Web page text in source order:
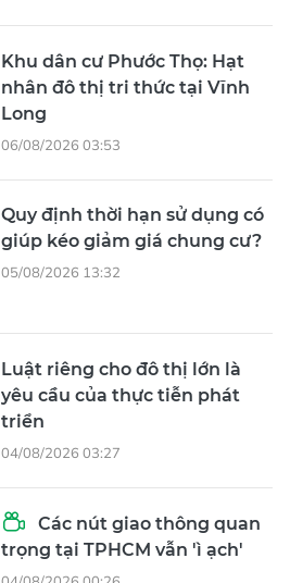
Khu dân cư Phước Thọ: Hạt
nhân đô thị tri thức tại Vĩnh
Long
06/08/2026 03:53
Quy định thời hạn sử dụng có
giúp kéo giảm giá chung cư?
05/08/2026 13:32
Luật riêng cho đô thị lớn là
yêu cầu của thực tiễn phát
triển
04/08/2026 03:27
Các nút giao thông quan
trọng tại TPHCM vẫn 'ì ạch'